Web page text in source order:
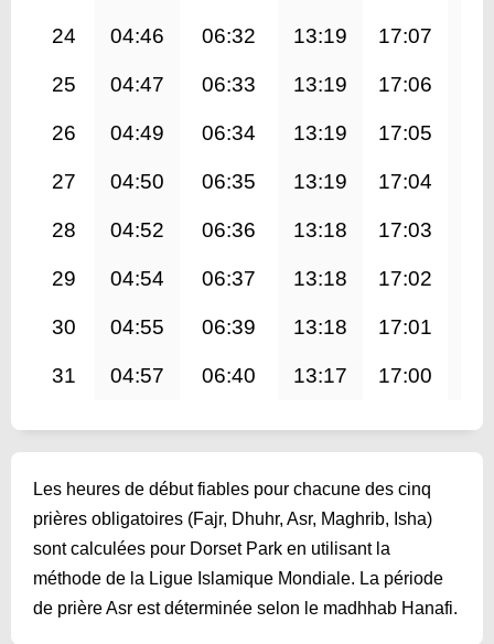
24 04:46 06:32 13:19 17:07
25 04:47 06:33 13:19 17:06
26 04:49 06:34 13:19 17:05
27 04:50 06:35 13:19 17:04
28 04:52 06:36 13:18 17:03
29 04:54 06:37 13:18 17:02
30 04:55 06:39 13:18 17:01
31 04:57 06:40 13:17 17:00
Les heures de début fiables pour chacune des cinq
prières obligatoires (Fajr, Dhuhr, Asr, Maghrib, Isha)
sont calculées pour Dorset Park en utilisant la
méthode de la Ligue Islamique Mondiale. La période
de prière Asr est déterminée selon le madhhab Hanafi.